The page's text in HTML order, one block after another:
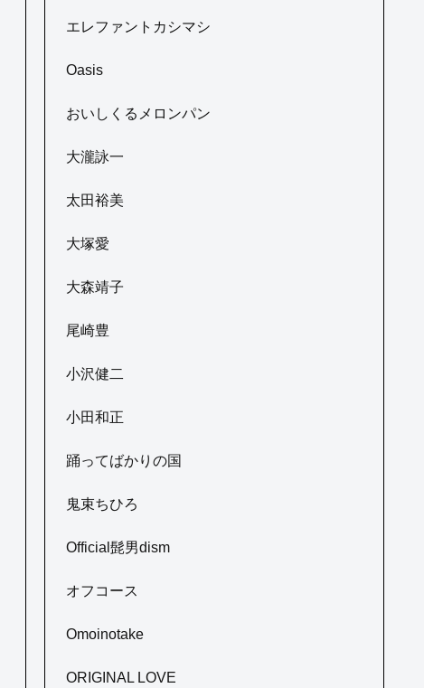
エレファントカシマシ
Oasis
おいしくるメロンパン
大瀧詠一
太田裕美
大塚愛
大森靖子
尾崎豊
小沢健二
小田和正
踊ってばかりの国
鬼束ちひろ
Official髭男dism
オフコース
Omoinotake
ORIGINAL LOVE